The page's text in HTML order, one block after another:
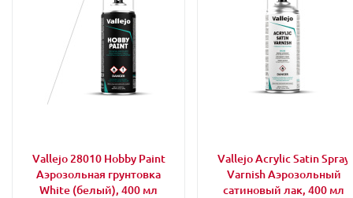
Vallejo 28010 Hobby Paint
Аэрозольная грунтовка
White (белый), 400 мл
Vallejo Acrylic Satin Spray
Varnish Аэрозольный
сатиновый лак, 400 мл